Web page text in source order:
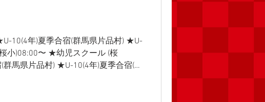
10(4年)夏季合宿(群馬県片品村) ★U-
小)08:00〜 ★幼児スクール (桜
馬県片品村) ★U-10(4年)夏季合宿(群